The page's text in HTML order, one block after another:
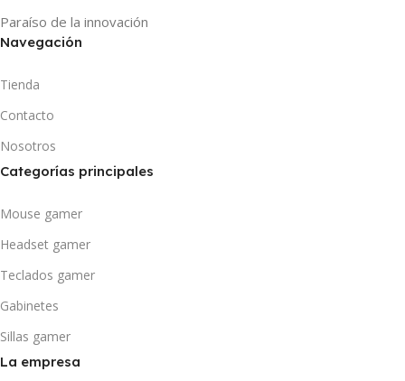
Paraíso de la innovación
Navegación
Tienda
Contacto
Nosotros
Categorías principales
Mouse gamer
Headset gamer
Teclados gamer
Gabinetes
Sillas gamer
La empresa